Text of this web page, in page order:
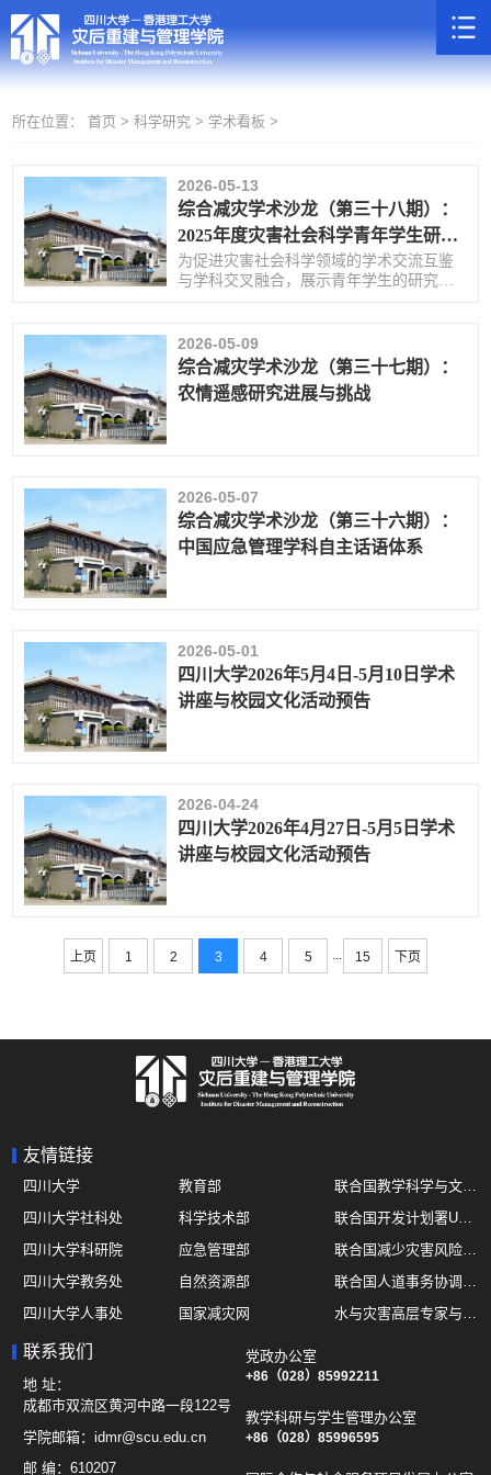
所在位置： 首页 >科学研究 > 学术看板 >
2026-05-13
综合减灾学术沙龙（第三十八期）：
2025年度灾害社会科学青年学生研究
课题结题验收会
为促进灾害社会科学领域的学术交流互鉴
与学科交叉融合，展示青年学生的研究进
生对灾害社科研究的认知与认同，四川大
学灾后重建与管理学院将于2026年5月15日
举办“综合学术减灾沙龙（第三十八期）暨
2025年度灾害社会科学青年学生研究课题
2026-05-09
综合减灾学术沙龙（第三十七期）：
农情遥感研究进展与挑战
2026-05-07
综合减灾学术沙龙（第三十六期）：
中国应急管理学科自主话语体系
2026-05-01
四川大学2026年5月4日-5月10日学术
讲座与校园文化活动预告
2026-04-24
四川大学2026年4月27日-5月5日学术
讲座与校园文化活动预告
上页 1 2 3 4 5 ... 15 下页
友情链接
四川大学 教育部
联合国教学科学与文化组织UNESCO
四川大学社科处
科学技术部
联合国开发计划署UNDP
四川大学科研院
应急管理部
联合国减少灾害风险办公室UNDRR
四川大学教务处
自然资源部
联合国人道事务协调厅OCHA
四川大学人事处
国家减灾网
水与灾害高层专家与领导组 HELP
四川大学国际处
综合减灾信息服务平台
地震与火山研究室
联系我们
地 址：
成都市双流区黄河中路一段122号
学院邮箱：idmr@scu.edu.cn
邮 编：610207
党政办公室
+86（028）85992211
教学科研与学生管理办公室
+86（028）85996595